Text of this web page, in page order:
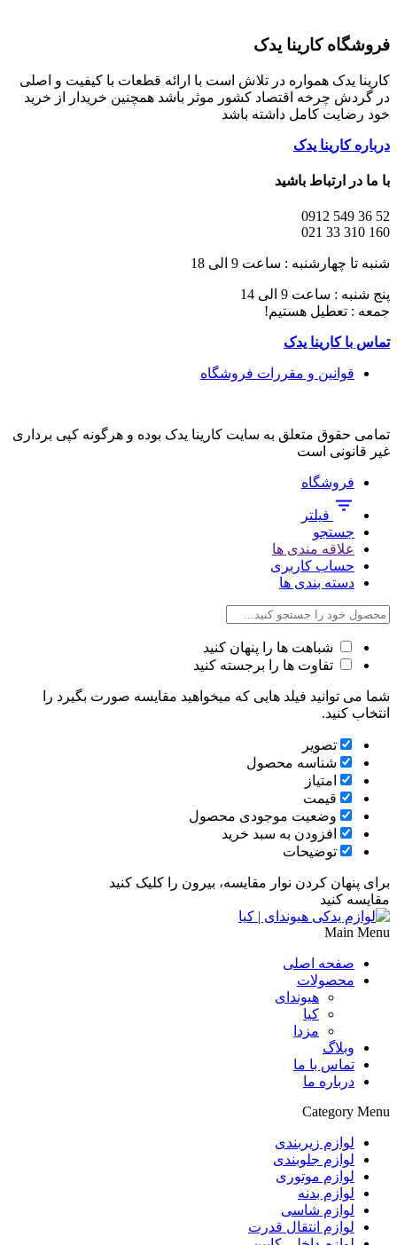
فروشگاه کارینا یدک
کارینا یدک همواره در تلاش است با ارائه قطعات با کیفیت و اصلی
در گردش چرخه اقتصاد کشور موثر باشد همچنین خریدار از خرید
خود رضایت کامل داشته باشد
درباره کارینا یدک
با ما در ارتباط باشید
52 36 549 0912
160 310 33 021
شنبه تا چهارشنبه : ساعت 9 الی 18
پنج شنبه : ساعت 9 الی 14
جمعه : تعطیل هستیم!
تماس با کارینا یدک
قوانین و مقررات فروشگاه
تمامی حقوق متعلق به سایت کارینا یدک بوده و هرگونه کپی برداری
غیر قانونی است
فروشگاه
فیلتر
جستجو
علاقه مندی ها
حساب کاربری
دسته بندی ها
شباهت ها را پنهان کنید
تفاوت ها را برجسته کنید
شما می توانید فیلد هایی که میخواهید مقایسه صورت بگیرد را
انتخاب کنید.
تصویر
شناسه محصول
امتیاز
قیمت
وضعیت موجودی محصول
افزودن به سبد خرید
توضیحات
برای پنهان کردن نوار مقایسه، بیرون را کلیک کنید
مقایسه کنید
Main Menu
صفحه اصلی
محصولات
هیوندای
کیا
مزدا
وبلاگ
تماس با ما
درباره ما
Category Menu
لوازم زیربندی
لوازم جلوبندی
لوازم موتوری
لوازم بدنه
لوازم شاسی
لوازم انتقال قدرت